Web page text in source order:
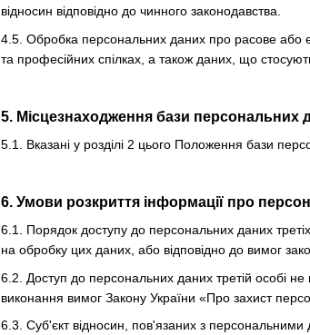
відносин відповідно до чинного законодавства.
4.5. Обробка персональних даних про расове або
та професійних спілках, а також даних, що
5. Місцезнаходження бази персональних
5.1. Вказані у розділі 2 цього Положення бази
6. Умови розкриття інформації про
6.1. Порядок доступу до персональних даних
на обробку цих даних, або відповідно до вимог
6.2. Доступ до персональних даних третій особі
виконання вимог Закону України «Про захист
6.3. Суб'єкт відносин, пов'язаних з